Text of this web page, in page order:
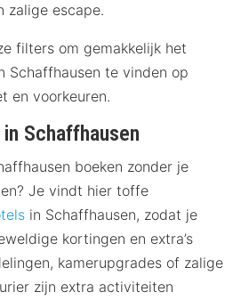
zalige escape.
filters om gemakkelijk het
Schaffhausen te vinden op
en voorkeuren.
Schaffhausen
boeken zonder je
Je vindt hier toffe
in Schaffhausen, zodat je
kortingen en extra’s
kamerupgrades of zalige
zijn extra activiteiten